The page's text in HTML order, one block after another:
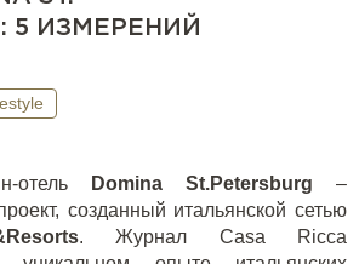
5 ИЗМЕРЕНИЙ
отель Domina St.Petersburg –
созданный итальянской сетью
Resorts. Журнал Casa
Ricca